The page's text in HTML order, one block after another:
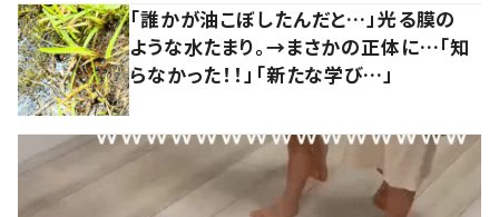
「誰かが油こぼしたんだと…」光る膜の
ような水たまり。→まさかの正体に…「知
らなかった！！」「新たな学び…」